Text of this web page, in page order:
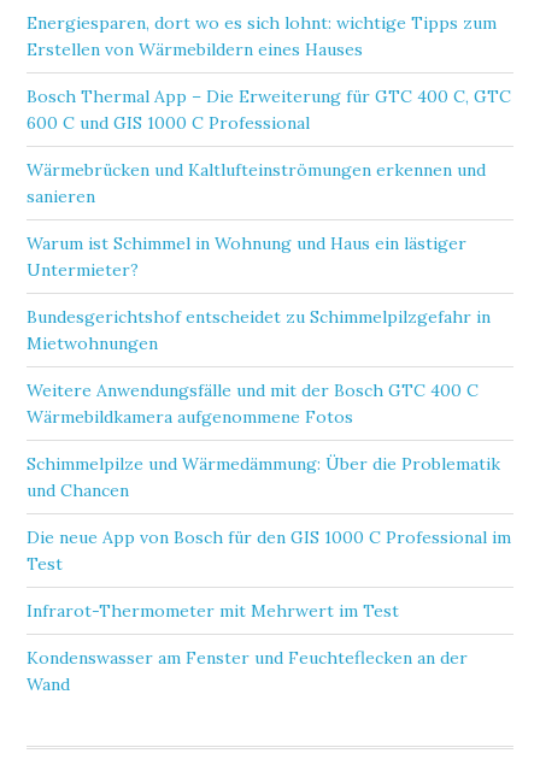
Energiesparen, dort wo es sich lohnt: wichtige Tipps zum
Erstellen von Wärmebildern eines Hauses
Bosch Thermal App – Die Erweiterung für GTC 400 C, GTC
600 C und GIS 1000 C Professional
Wärmebrücken und Kaltlufteinströmungen erkennen und
sanieren
Warum ist Schimmel in Wohnung und Haus ein lästiger
Untermieter?
Bundesgerichtshof entscheidet zu Schimmelpilzgefahr in
Mietwohnungen
Weitere Anwendungsfälle und mit der Bosch GTC 400 C
Wärmebildkamera aufgenommene Fotos
Schimmelpilze und Wärmedämmung: Über die Problematik
und Chancen
Die neue App von Bosch für den GIS 1000 C Professional im
Test
Infrarot-Thermometer mit Mehrwert im Test
Kondenswasser am Fenster und Feuchteflecken an der
Wand